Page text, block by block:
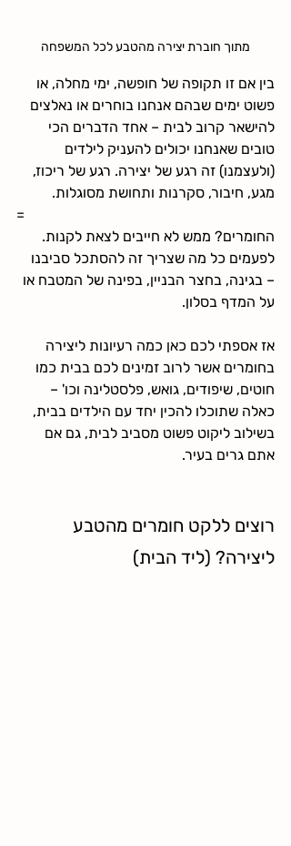
מתוך חוברת יצירה מהטבע לכל המשפחה
בין אם זו תקופה של חופשה, ימי מחלה, או
פשוט ימים שבהם אנחנו בוחרים או נאלצים
להישאר קרוב לבית – אחד הדברים הכי
טובים שאנחנו יכולים להעניק לילדים
(ולעצמנו) זה רגע של יצירה. רגע של ריכוז,
מגע, חיבור, סקרנות ותחושת מסוגלות.
=
החומרים? ממש לא חייבים לצאת לקנות.
לפעמים כל מה שצריך זה להסתכל סביבנו
– בגינה, בחצר הבניין, בפינה של המטבח או
על המדף בסלון.
אז אספתי לכם כאן כמה רעיונות ליצירה
בחומרים אשר לרוב זמינים לכם בבית כמו
חוטים, שיפודים, גואש, פלסטלינה וכו' –
כאלה שתוכלו להכין יחד עם הילדים בבית,
בשילוב ליקוט פשוט מסביב לבית, גם אם
אתם גרים בעיר.
רוצים ללקט חומרים מהטבע
ליצירה? (ליד הבית)